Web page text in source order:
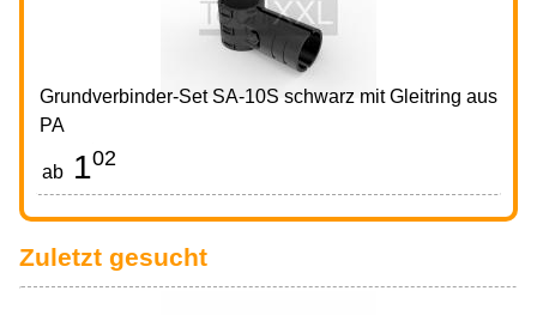
Grundverbinder-Set SA-10S schwarz mit Gleitring aus
PA
ab 102
Zuletzt gesucht